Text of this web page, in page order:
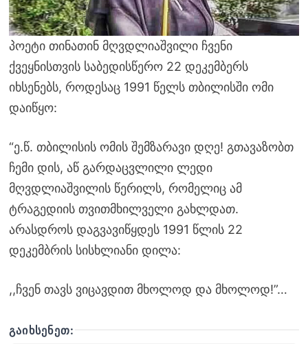
პოეტი თინათინ მღვდლიაშვილი ჩვენი
ქვეყნისთვის საბედისწერო 22 დეკემბერს
იხსენებს, როდესაც 1991 წელს თბილისში ომი
დაიწყო:
“ე.წ. თბილისის ომის შემზარავი დღე! გთავაზობთ
ჩემი დის, აწ გარდაცვლილი ლედი
მღვდლიაშვილის წერილს, რომელიც ამ
ტრაგედიის თვითმხილველი გახლდათ.
არასდროს დაგვავიწყდეს 1991 წლის 22
დეკემბრის სისხლიანი დილა:
,,ჩვენ თავს ვიცავდით მხოლოდ და მხოლოდ!”…
ᲒᲐᲘᲮᲡᲔᲜᲔᲗ: